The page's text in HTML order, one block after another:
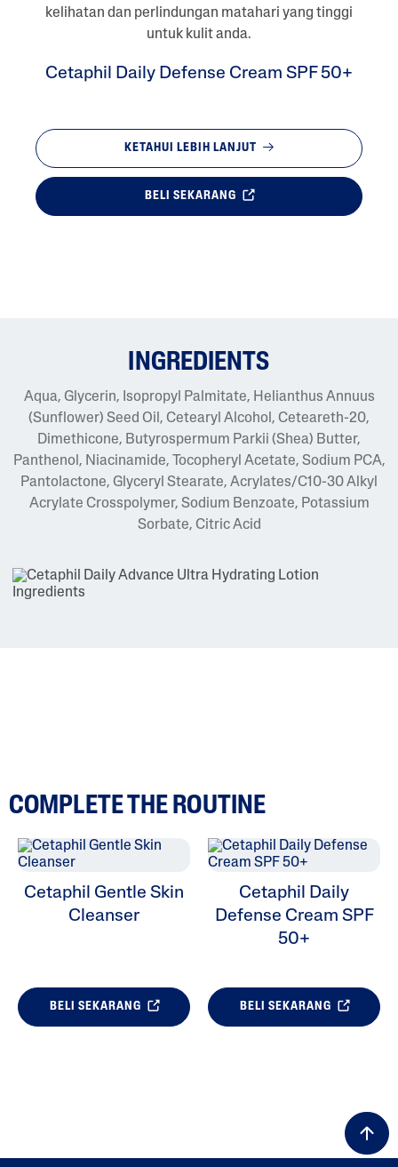
kelihatan dan perlindungan matahari yang tinggi
untuk kulit anda.
Cetaphil Daily Defense Cream SPF 50+
KETAHUI LEBIH LANJUT
BELI SEKARANG
INGREDIENTS
Aqua, Glycerin, Isopropyl Palmitate, Helianthus Annuus
(Sunflower) Seed Oil, Cetearyl Alcohol, Ceteareth-20,
Dimethicone, Butyrospermum Parkii (Shea) Butter,
Panthenol, Niacinamide, Tocopheryl Acetate, Sodium PCA,
Pantolactone, Glyceryl Stearate, Acrylates/C10-30 Alkyl
Acrylate Crosspolymer, Sodium Benzoate, Potassium
Sorbate, Citric Acid
COMPLETE THE ROUTINE
Cetaphil Gentle Skin
Cleanser
BELI SEKARANG
Cetaphil Daily
Defense Cream SPF
50+
BELI SEKARANG